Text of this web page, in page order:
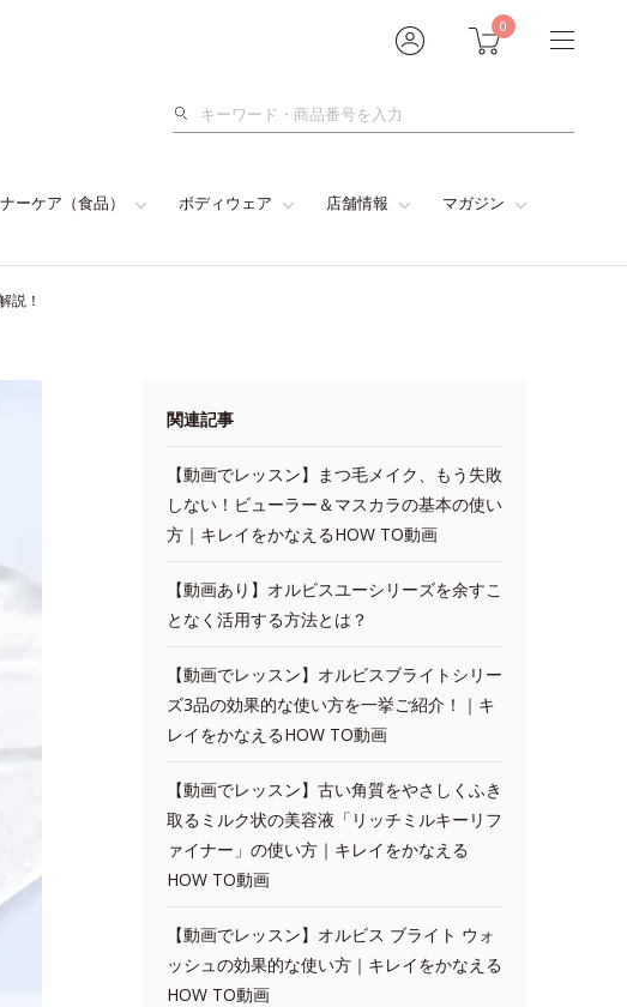
0
検
ーケア（食品） ボディウェア 店舗情報 マガジン
説！
関連記事
【動画でレッスン】まつ毛メイク、もう失敗
しない！ビューラー＆マスカラの基本の使い
方｜キレイをかなえるHOW TO動画
【動画あり】オルビスユーシリーズを余すこ
となく活用する方法とは？
【動画でレッスン】オルビスブライトシリー
ズ3品の効果的な使い方を一挙ご紹介！｜キ
レイをかなえるHOW TO動画
【動画でレッスン】古い角質をやさしくふき
取るミルク状の美容液「リッチミルキーリフ
ァイナー」の使い方｜キレイをかなえる
HOW TO動画
【動画でレッスン】オルビス ブライト ウォ
ッシュの効果的な使い方｜キレイをかなえる
HOW TO動画